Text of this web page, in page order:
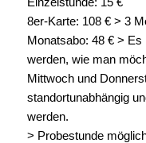
8er-Karte: 108 € > 3
Monatsabo: 48 € >
werden, wie man
Mittwoch und
standortunabhängig
werden.
> Probestunde